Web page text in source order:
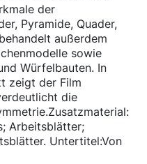
der
Pyramide, Quader,
außerdem
sowie
Würfelbauten. In
zeigt der Film
die
Arbeitsblätter;
Untertitel:Von